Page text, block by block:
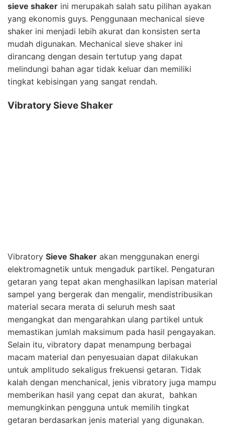
sieve shaker ini merupakah salah satu pilihan ayakan
yang ekonomis guys. Penggunaan mechanical sieve
shaker ini menjadi lebih akurat dan konsisten serta
mudah digunakan. Mechanical sieve shaker ini
dirancang dengan desain tertutup yang dapat
melindungi bahan agar tidak keluar dan memiliki
tingkat kebisingan yang sangat rendah.
Vibratory Sieve Shaker
Vibratory Sieve Shaker akan menggunakan energi
elektromagnetik untuk mengaduk partikel. Pengaturan
getaran yang tepat akan menghasilkan lapisan material
sampel yang bergerak dan mengalir, mendistribusikan
material secara merata di seluruh mesh saat
mengangkat dan mengarahkan ulang partikel untuk
memastikan jumlah maksimum pada hasil pengayakan.
Selain itu, vibratory dapat menampung berbagai
macam material dan penyesuaian dapat dilakukan
untuk amplitudo sekaligus frekuensi getaran. Tidak
kalah dengan menchanical, jenis vibratory juga mampu
memberikan hasil yang cepat dan akurat, bahkan
memungkinkan pengguna untuk memilih tingkat
getaran berdasarkan jenis material yang digunakan.